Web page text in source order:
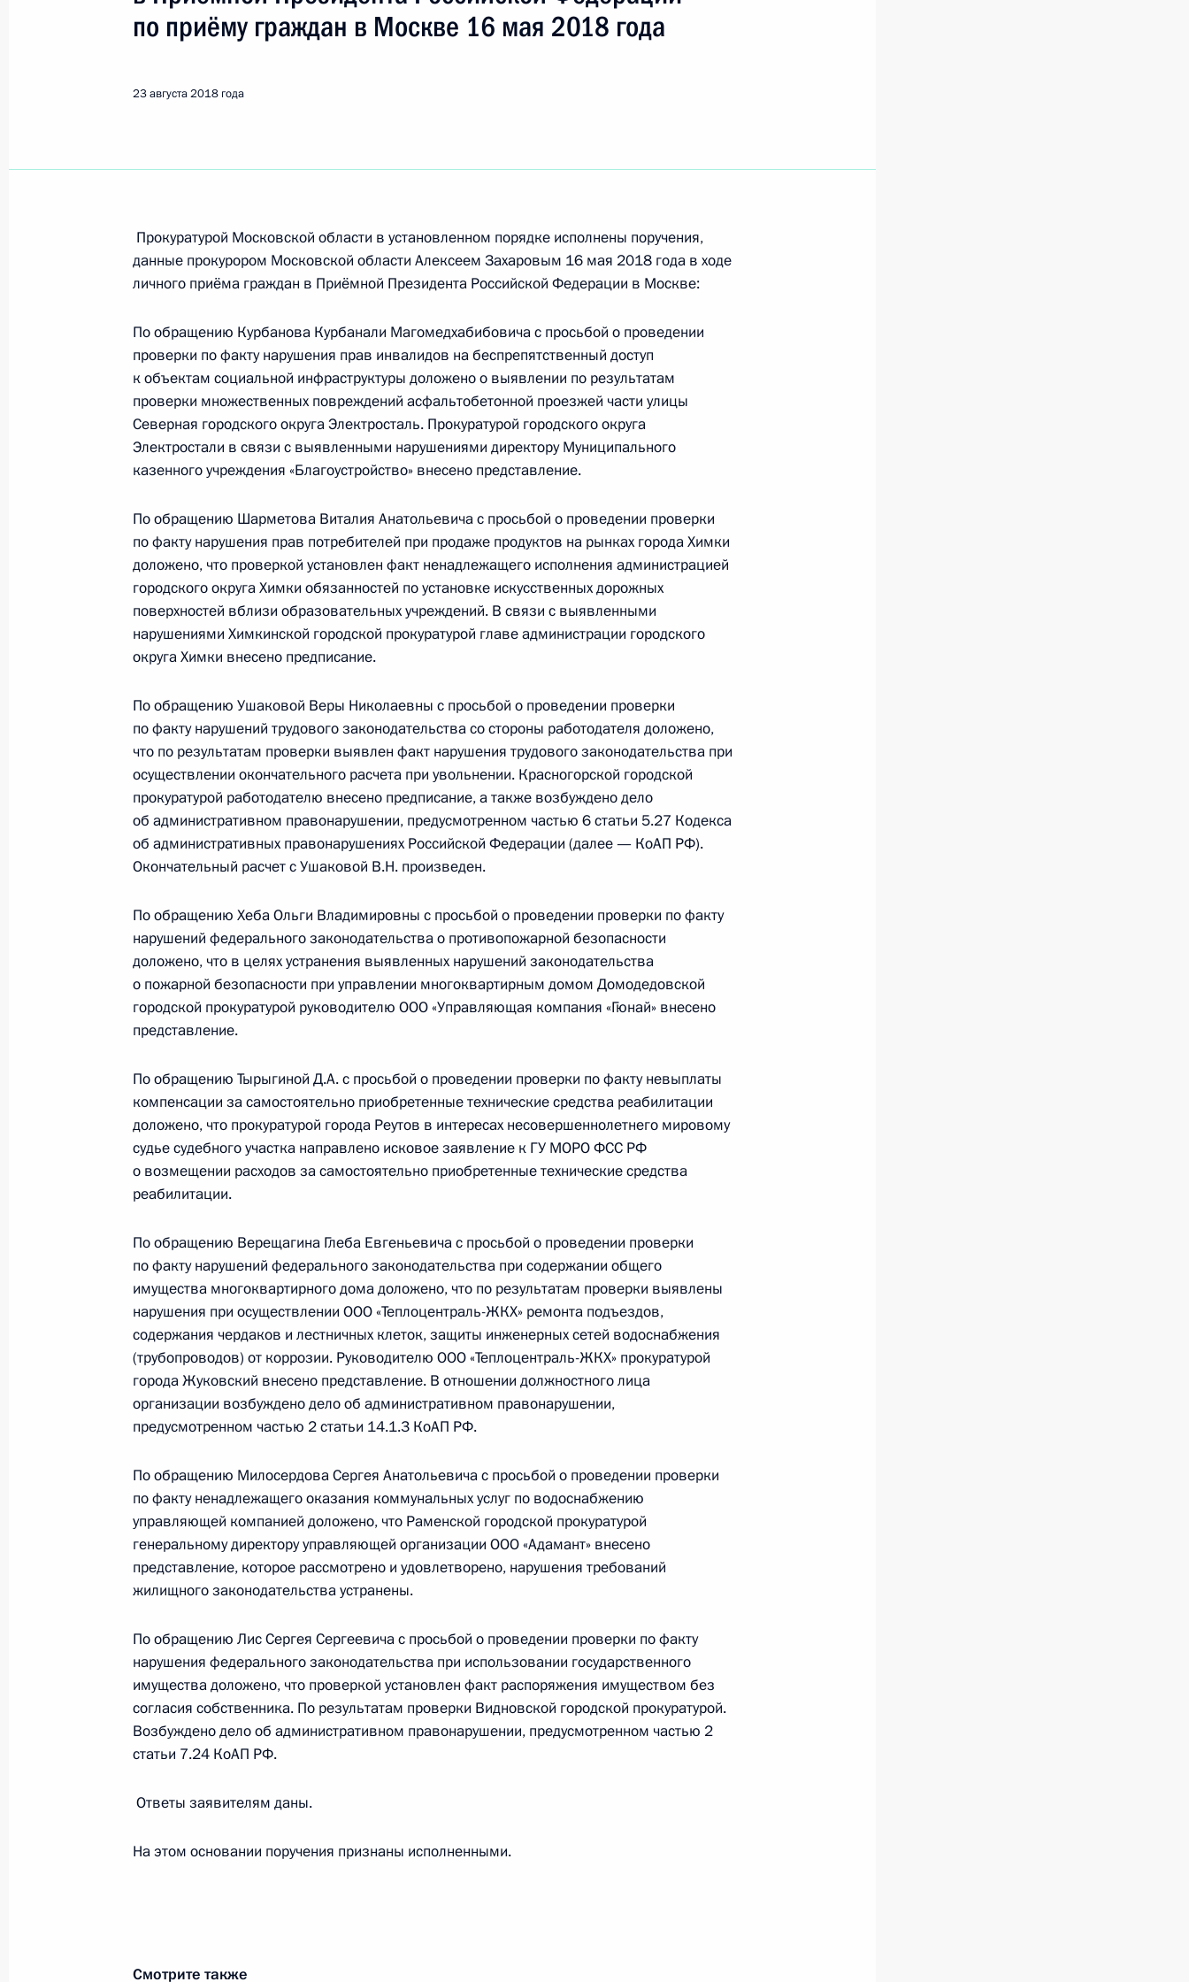
конференц-связи жителя Московской области, проведённого по поручению
О ходе исполнения поручения, данного по итогам личного приёма в режиме видео-
конференц-связи жительницы Республики Алтай, проведённого по поручению
Президента Российской Федерации начальником Управления Президента
Российской Федерации по работе с обращениями граждан и организаций
Михаилом Михайловским в Приёмной Президента Российской Федерации
по приёму граждан в Москве 24 мая 2016 года
24 августа 2018 года, 18:50
конференц-связи жителя Калужской области, проведённого по поручению
Президента Российской Федерации начальником Управления Президента
Российской Федерации по работе с обращениями граждан и организаций
Михаилом Михайловским в Приёмной Президента Российской Федерации
по приёму граждан в Москве 28 октября 2015 года
24 августа 2018 года, 18:50
О ходе исполнения поручения, данного по итогам личного приёма в режиме видео-
конференц-связи жительницы Республики Марий Эл, проведённого по поручению
Президента Российской Федерации первым заместителем Руководителя
Администрации Президента Российской Федерации Алексеем Громовым
в Приёмной Президента Российской Федерации по приёму граждан в Москве
8 декабря 2016 года
О ходе исполнения поручения, данного по итогам личного приёма в режиме видео-
конференц-связи жительницы Оренбургской области, проведённого по поручению
Президента Российской Федерации советником Президента Российской Федерации
Антоном Кобяковым в Приёмной Президента Российской Федерации по приёму
О ходе исполнения поручения, данного по итогам личного приёма в режиме видео-
конференц-связи жительницы Калужской области, проведённого по поручению
Федерации Андреем Белоусовым в Приёмной Президента Российской Федерации
по приёму граждан в Москве 21 ноября 2017 года
24 августа 2018 года, 18:48
О ходе исполнения поручения, данного по итогам личного приёма в режиме видео-
конференц-связи жительницы Ростовской области, проведённого по поручению
Президента Российской Федерации начальником Управления Президента
в Приёмной Президента Российской Федерации по приёму граждан в Москве
19 июня 2018 года
24 августа 2018 года, 18:48
Исполнены поручения, данные по результатам личного приёма, проведённого
по поручению Президента Российской Федерации начальником Департамента
по недропользованию по Центральному федеральному округу Мечиславом
Савицким в Приёмной Президента Российской Федерации по приёму граждан
в Москве 3 июля 2018 года
Исполнены поручения, данные по результатам личного приёма, проведённого
по приёму граждан в Москве 16 мая 2018 года
23 августа 2018 года
Прокуратурой Московской области в установленном порядке исполнены поручения,
данные прокурором Московской области Алексеем Захаровым 16 мая 2018 года в ходе
личного приёма граждан в Приёмной Президента Российской Федерации в Москве:
По обращению Курбанова Курбанали Магомедхабибовича с просьбой о проведении
проверки по факту нарушения прав инвалидов на беспрепятственный доступ
к объектам социальной инфраструктуры доложено о выявлении по результатам
проверки множественных повреждений асфальтобетонной проезжей части улицы
Северная городского округа Электросталь. Прокуратурой городского округа
Электростали в связи с выявленными нарушениями директору Муниципального
казенного учреждения «Благоустройство» внесено представление.
По обращению Шарметова Виталия Анатольевича с просьбой о проведении проверки
по факту нарушения прав потребителей при продаже продуктов на рынках города Химки
доложено, что проверкой установлен факт ненадлежащего исполнения администрацией
городского округа Химки обязанностей по установке искусственных дорожных
поверхностей вблизи образовательных учреждений. В связи с выявленными
нарушениями Химкинской городской прокуратурой главе администрации городского
округа Химки внесено предписание.
По обращению Ушаковой Веры Николаевны с просьбой о проведении проверки
по факту нарушений трудового законодательства со стороны работодателя доложено,
что по результатам проверки выявлен факт нарушения трудового законодательства при
осуществлении окончательного расчета при увольнении. Красногорской городской
прокуратурой работодателю внесено предписание, а также возбуждено дело
об административном правонарушении, предусмотренном частью 6 статьи 5.27 Кодекса
об административных правонарушениях Российской Федерации (далее — КоАП РФ).
Окончательный расчет с Ушаковой В.Н. произведен.
По обращению Хеба Ольги Владимировны с просьбой о проведении проверки по факту
нарушений федерального законодательства о противопожарной безопасности
доложено, что в целях устранения выявленных нарушений законодательства
о пожарной безопасности при управлении многоквартирным домом Домодедовской
городской прокуратурой руководителю ООО «Управляющая компания «Гюнай» внесено
представление.
По обращению Тырыгиной Д.А. с просьбой о проведении проверки по факту невыплаты
компенсации за самостоятельно приобретенные технические средства реабилитации
доложено, что прокуратурой города Реутов в интересах несовершеннолетнего мировому
судье судебного участка направлено исковое заявление к ГУ МОРО ФСС РФ
о возмещении расходов за самостоятельно приобретенные технические средства
реабилитации.
По обращению Верещагина Глеба Евгеньевича с просьбой о проведении проверки
по факту нарушений федерального законодательства при содержании общего
имущества многоквартирного дома доложено, что по результатам проверки выявлены
нарушения при осуществлении ООО «Теплоцентраль-ЖКХ» ремонта подъездов,
содержания чердаков и лестничных клеток, защиты инженерных сетей водоснабжения
(трубопроводов) от коррозии. Руководителю ООО «Теплоцентраль-ЖКХ» прокуратурой
города Жуковский внесено представление. В отношении должностного лица
организации возбуждено дело об административном правонарушении,
предусмотренном частью 2 статьи 14.1.3 КоАП РФ.
По обращению Милосердова Сергея Анатольевича с просьбой о проведении проверки
по факту ненадлежащего оказания коммунальных услуг по водоснабжению
управляющей компанией доложено, что Раменской городской прокуратурой
генеральному директору управляющей организации ООО «Адамант» внесено
представление, которое рассмотрено и удовлетворено, нарушения требований
жилищного законодательства устранены.
По обращению Лис Сергея Сергеевича с просьбой о проведении проверки по факту
нарушения федерального законодательства при использовании государственного
имущества доложено, что проверкой установлен факт распоряжения имуществом без
согласия собственника. По результатам проверки Видновской городской прокуратурой.
Возбуждено дело об административном правонарушении, предусмотренном частью 2
статьи 7.24 КоАП РФ.
Ответы заявителям даны.
На этом основании поручения признаны исполненными.
Смотрите также